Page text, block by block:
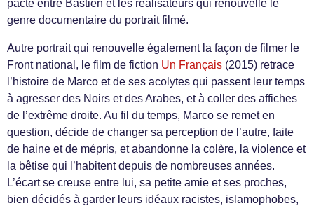
pacte entre Bastien et les réalisateurs qui renouvelle le
genre documentaire du portrait filmé.
Autre portrait qui renouvelle également la façon de filmer le
Front national, le film de fiction Un Français (2015) retrace
l’histoire de Marco et de ses acolytes qui passent leur temps
à agresser des Noirs et des Arabes, et à coller des affiches
de l’extrême droite. Au fil du temps, Marco se remet en
question, décide de changer sa perception de l’autre, faite
de haine et de mépris, et abandonne la colère, la violence et
la bêtise qui l’habitent depuis de nombreuses années.
L’écart se creuse entre lui, sa petite amie et ses proches,
bien décidés à garder leurs idéaux racistes, islamophobes,